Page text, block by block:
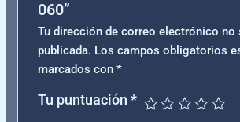
060”
Tu dirección de correo electrónico no
publicada. Los campos obligatorios
marcados con *
Tu puntuación *